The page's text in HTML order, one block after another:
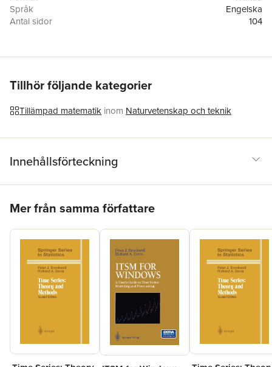
authors, "Time Series: Theory and Methods." It can also be used
in conjunction with most undergraduate and graduate texts on
Språk
Engelska
Antal sidor
104
Tillhör följande kategorier
Tillämpad matematik inom Naturvetenskap och teknik
Innehållsförteckning
Mer från samma författare